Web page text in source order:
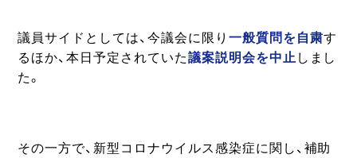
議員サイドとしては、今議会に限り 一般質問を自粛す
るほか、本日予定されていた議案説明会を中止 しまし
た。
その一方で、新型コロナウイルス感染症に関し、補助